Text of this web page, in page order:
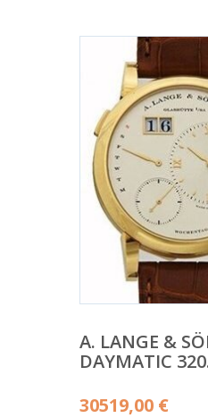
A. LANGE &
DAYMATIC
30519,00 €